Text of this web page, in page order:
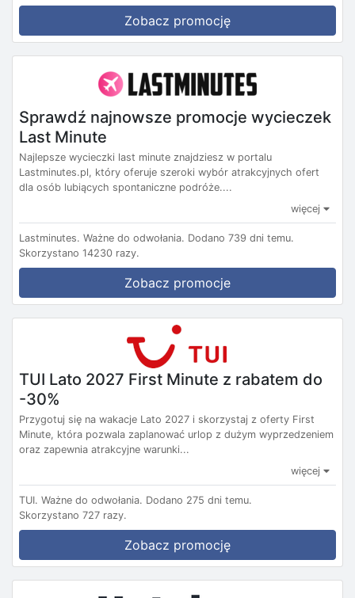
Zobacz promocję
Sprawdź najnowsze promocje wycieczek
Last Minute
Najlepsze wycieczki last minute znajdziesz w portalu
Lastminutes.pl, który oferuje szeroki wybór atrakcyjnych ofert
dla osób lubiących spontaniczne podróże....
więcej
Lastminutes. Ważne do odwołania. Dodano 739 dni temu.
Skorzystano 14230 razy.
Zobacz promocje
TUI Lato 2027 First Minute z rabatem do
-30%
Przygotuj się na wakacje Lato 2027 i skorzystaj z oferty First
Minute, która pozwala zaplanować urlop z dużym wyprzedzeniem
oraz zapewnia atrakcyjne warunki...
więcej
TUI. Ważne do odwołania. Dodano 275 dni temu.
Skorzystano 727 razy.
Zobacz promocję